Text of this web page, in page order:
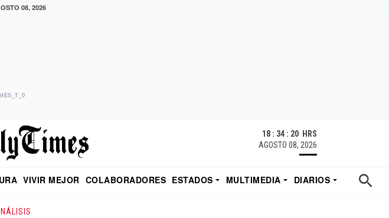
08, 2026
18 : 34 : 21 HRS
AGOSTO 08, 2026
VIVIR MEJOR COLABORADORES ESTADOS MULTIMEDIA
DIARIOS